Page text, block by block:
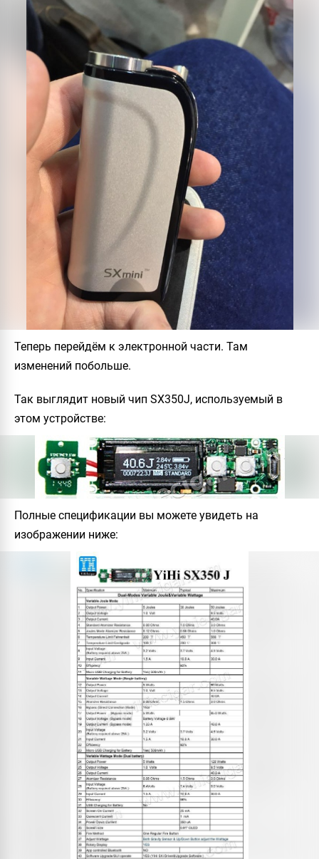
Теперь перейдём к электронной части. Там
изменений побольше.
Так выглядит новый чип SX350J, используемый в
этом устройстве:
Полные спецификации вы можете увидеть на
изображении ниже: